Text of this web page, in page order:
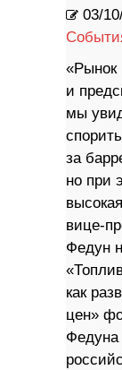
03/
​«Рынок
и
мы
за
но при
вице-
Федун
как
цен»
Федуна